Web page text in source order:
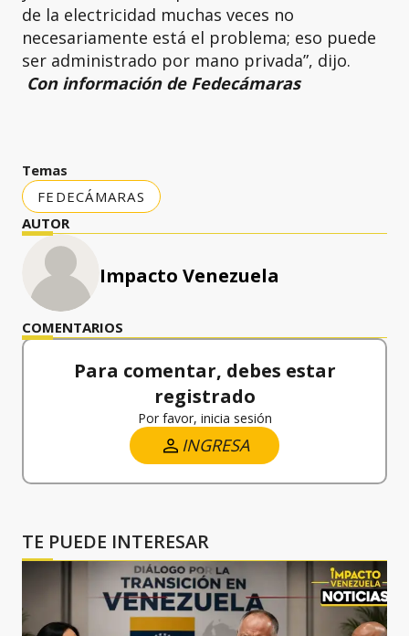
de la electricidad muchas veces no
necesariamente está el problema; eso puede
ser administrado por mano privada”, dijo.
Con información de Fedecámaras
Temas
FEDECÁMARAS
AUTOR
Impacto Venezuela
COMENTARIOS
Para comentar, debes estar
registrado
Por favor, inicia sesión
INGRESA
TE PUEDE INTERESAR